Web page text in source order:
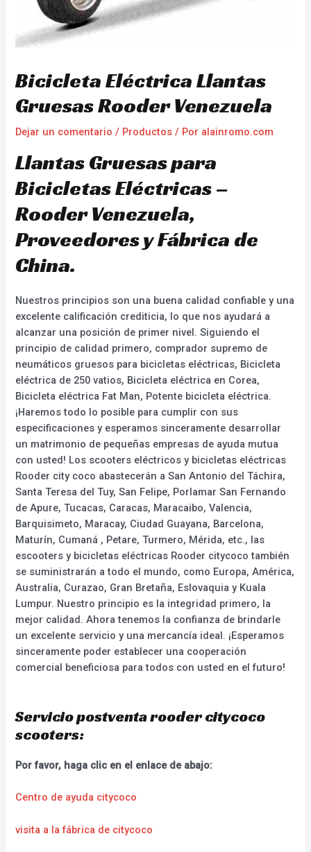
Bicicleta Eléctrica Llantas
Gruesas Rooder Venezuela
Dejar un comentario / Productos / Por alainromo.com
Llantas Gruesas para
Bicicletas Eléctricas –
Rooder Venezuela,
Proveedores y Fábrica de
China.
Nuestros principios son una buena calidad confiable y una
excelente calificación crediticia, lo que nos ayudará a
alcanzar una posición de primer nivel. Siguiendo el
principio de calidad primero, comprador supremo de
neumáticos gruesos para bicicletas eléctricas, Bicicleta
eléctrica de 250 vatios, Bicicleta eléctrica en Corea,
Bicicleta eléctrica Fat Man, Potente bicicleta eléctrica.
¡Haremos todo lo posible para cumplir con sus
especificaciones y esperamos sinceramente desarrollar
un matrimonio de pequeñas empresas de ayuda mutua
con usted! Los scooters eléctricos y bicicletas eléctricas
Rooder city coco abastecerán a San Antonio del Táchira,
Santa Teresa del Tuy, San Felipe, Porlamar San Fernando
de Apure, Tucacas, Caracas, Maracaibo, Valencia,
Barquisimeto, Maracay, Ciudad Guayana, Barcelona,
Maturín, Cumaná , Petare, Turmero, Mérida, etc., las
escooters y bicicletas eléctricas Rooder citycoco también
se suministrarán a todo el mundo, como Europa, América,
Australia, Curazao, Gran Bretaña, Eslovaquia y Kuala
Lumpur. Nuestro principio es la integridad primero, la
mejor calidad. Ahora tenemos la confianza de brindarle
un excelente servicio y una mercancía ideal. ¡Esperamos
sinceramente poder establecer una cooperación
comercial beneficiosa para todos con usted en el futuro!
Servicio postventa rooder citycoco
scooters:
Por favor, haga clic en el enlace de abajo:
Centro de ayuda citycoco
visita a la fábrica de citycoco